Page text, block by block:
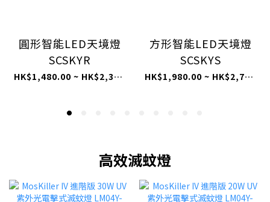
圓形智能LED天境燈
SCSKYR
HK$1,480.00 ~ HK$2,380.00
方形智能LED天境燈
SCSKYS
HK$1,980.00 ~ HK$2,780.00
高效滅蚊燈